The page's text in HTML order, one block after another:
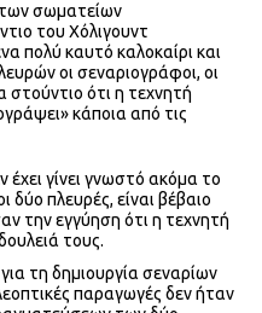
σωματείων
του Χόλιγουντ
πολύ καυτό καλοκαίρι και
οι σεναριογράφοι, οι
ότι η τεχνητή
κάποια από τις
έχει γίνει γνωστό ακόμα το
δύο πλευρές, είναι βέβαιο
την εγγύηση ότι η τεχνητή
τους.
τη δημιουργία σεναρίων
παραγωγές δεν ήταν